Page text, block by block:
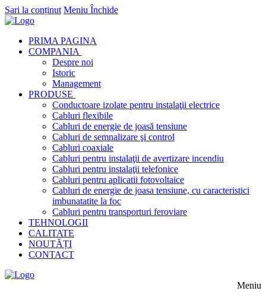
Sari la conținut Meniu Închide
PRIMA PAGINA
COMPANIA
Despre noi
Istoric
Management
PRODUSE
Conductoare izolate pentru instalaţii electrice
Cabluri flexibile
Cabluri de energie de joasă tensiune
Cabluri de semnalizare şi control
Cabluri coaxiale
Cabluri pentru instalaţii de avertizare incendiu
Cabluri pentru instalaţii telefonice
Cabluri pentru aplicatii fotovoltaice
Cabluri de energie de joasa tensiune, cu caracteristici
imbunatatite la foc
Cabluri pentru transporturi feroviare
TEHNOLOGII
CALITATE
NOUTĂȚI
CONTACT
Meniu